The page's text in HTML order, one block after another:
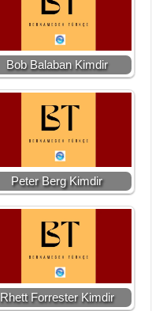
Bob Balaban Kimdir
Peter Berg Kimdir
Rhett Forrester Kimdir